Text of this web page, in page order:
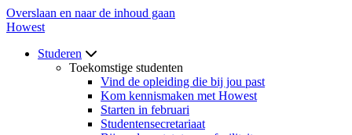
Overslaan en naar de inhoud gaan
Howest
Studeren
Toekomstige studenten
Vind de opleiding die bij jou past
Kom kennismaken met Howest
Starten in februari
Studentensecretariaat